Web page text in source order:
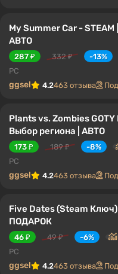
My Summer Car - STEAM
АВТО
287 ₽ 332 ₽
-13%
PC
ggsel 4.2463 отзыва
Plants vs. Zombies GOTY
Выбор региона | АВТО
173 ₽ 189 ₽
-8%
PC
ggsel 4.2463 отзыва
Five Dates (Steam
ПОДАРОК
46 ₽ 49 ₽
-6%
PC
ggsel 4.2463 отзыва